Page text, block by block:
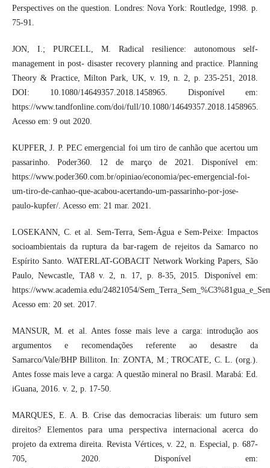
Perspectives on the question. Londres: Nova York: Routledge, 1998. p.
75-91.
JON, I.; PURCELL, M. Radical resilience: autonomous self-
management in post- disaster recovery planning and practice. Planning
Theory & Practice, Milton Park, UK, v. 19, n. 2, p. 235-251, 2018.
DOI: 10.1080/14649357.2018.1458965. Disponível em:
https://www.tandfonline.com/doi/full/10.1080/14649357.2018.1458965.
Acesso em: 9 out 2020.
KUPFER, J. P. PEC emergencial foi um tiro de canhão que acertou um
passarinho. Poder360. 12 de março de 2021. Disponível em:
https://www.poder360.com.br/opiniao/economia/pec-emergencial-foi-
um-tiro-de-canhao-que-acabou-acertando-um-passarinho-por-jose-
paulo-kupfer/. Acesso em: 21 mar. 2021.
LOSEKANN, C. et al. Sem-Terra, Sem-Água e Sem-Peixe: Impactos
socioambientais da ruptura da bar-ragem de rejeitos da Samarco no
Espírito Santo. WATERLAT-GOBACIT Network Working Papers, São
Paulo, Newcastle, TA8 v. 2, n. 17, p. 8-35, 2015. Disponível em:
https://www.academia.edu/24821054/
Acesso em: 20 set. 2017.
MANSUR, M. et al. Antes fosse mais leve a carga: introdução aos
argumentos e recomendações referente ao desastre da
Samarco/Vale/BHP Billiton. In: ZONTA, M.; TROCATE, C. L. (org.).
Antes fosse mais leve a carga: A questão mineral no Brasil. Marabá: Ed.
iGuana, 2016. v. 2, p. 17-50.
MARQUES, E. A. B. Crise das democracias liberais: um futuro sem
direitos? Elementos para uma perspectiva internacional acerca do
projeto da extrema direita. Revista Vértices, v. 22, n. Especial, p. 687-
705, 2020. Disponível em: